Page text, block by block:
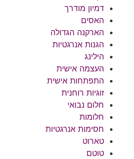
דמיון מודרך
האסים
הארקנה הגדולה
הגנות אנרגטיות
הילינג
העצמה אישית
התפתחות אישית
זוגיות רוחנית
חלום נבואי
חלומות
חסימות אנרגטיות
טארוט
טוטם